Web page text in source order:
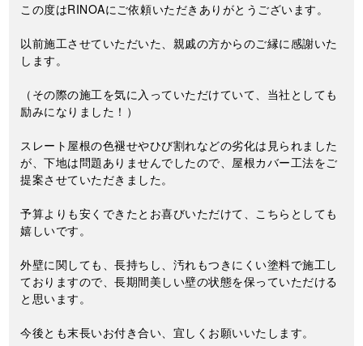
この度はRINOAにご依頼いただきありがとうございます。
以前施工させていただいた、親戚の方からのご縁に感謝いた
します。
（その際の施工を気に入っていただけていて、当社としても
励みになりました！）
スレート屋根の色褪せやひび割れなどの劣化は見られました
が、下地は問題ありませんでしたので、屋根カバー工法をご
提案させていただきました。
予算よりも安くできたとお喜びいただけて、こちらとしても
嬉しいです。
外壁に関しても、長持ちし、汚れもつきにくい塗料で施工し
ておりますので、長期間美しい壁の状態を保っていただける
と思います。
今後とも末長いお付き合い、宜しくお願いいたします。